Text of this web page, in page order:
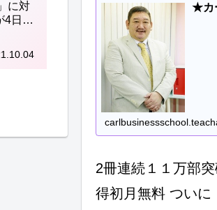
に対
4日か
★カ
2冊連続１１万部
得初月無料 ついに